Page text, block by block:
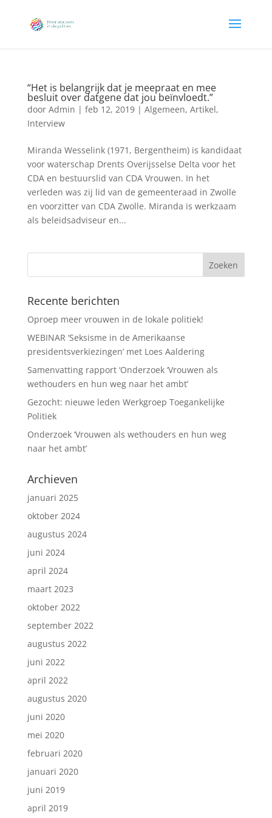
“Het is belangrijk dat je meepraat en mee
besluit over datgene dat jou beïnvloedt.”
door Admin | feb 12, 2019| Algemeen, Artikel,
Interview
Miranda Wesselink (1971, Bergentheim) is kandidaat
voor waterschap Drents Overijsselse Delta voor het
CDA en bestuurslid van CDA Vrouwen. In het
verleden was zij lid van de gemeenteraad in Zwolle
en voorzitter van CDA Zwolle. Miranda is werkzaam
als beleidsadviseur en...
Recente berichten
Oproep meer vrouwen in de lokale politiek!
WEBINAR ‘Seksisme in de Amerikaanse
presidentsverkiezingen’ met Loes Aaldering
Samenvatting rapport ‘Onderzoek ‘Vrouwen als
wethouders en hun weg naar het ambt’
Gezocht: nieuwe leden Werkgroep Toegankelijke
Politiek
Onderzoek ‘Vrouwen als wethouders en hun weg
naar het ambt’
Archieven
januari 2025
oktober 2024
augustus 2024
juni 2024
april 2024
maart 2023
oktober 2022
september 2022
augustus 2022
juni 2022
april 2022
augustus 2020
juni 2020
mei 2020
februari 2020
januari 2020
juni 2019
april 2019